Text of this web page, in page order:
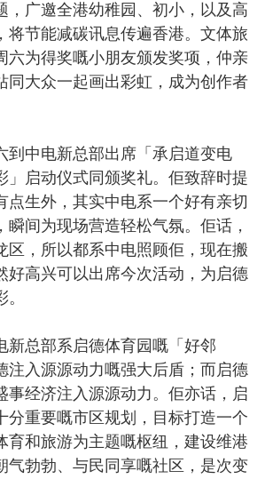
，广邀全港幼稚园、初小，以及高
将节能减碳讯息传遍香港。文体旅
六为得奖嘅小朋友颁发奖项，仲亲
同大众一起画出彩虹，成为创作者
中电新总部出席「承启道变电
」启动仪式同颁奖礼。佢致辞时提
点生外，其实中电系一个好有亲切
瞬间为现场营造轻松气氛。佢话，
区，所以都系中电照顾佢，现在搬
好高兴可以出席今次活动，为启德
总部系启德体育园嘅「好邻
注入源源动力嘅强大后盾；而启德
事经济注入源源动力。佢亦话，启
分重要嘅市区规划，目标打造一个
育和旅游为主题嘅枢纽，建设维港
气勃勃、与民同享嘅社区，是次变